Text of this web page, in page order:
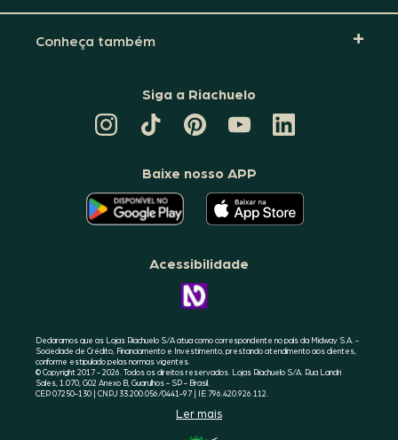
Conheça também
Siga a Riachuelo
TIKTOK
DA
PINTEREST
DA
CANAL
DA
RIACHUELO
LINKEDIN
DA
Baixe nosso APP
O
APLICATIVO
DA
RIACHUELO
GOOGLE
O
APLICATIVO
DA
RIACHUELO
Acessibilidade
CONHEÇA
A
Declaramos que as Lojas Riachuelo S/A atua como correspondente no país da Midway S.A. -
Sociedade de Crédito, Financiamento e Investimento, prestando atendimento aos clientes,
conforme estipulado pelas normas vigentes.
© Copyright 2017 - 2026. Todos os direitos reservados. Lojas Riachuelo S/A. Rua Landri
Sales, 1.070, G02 Anexo B, Guarulhos - SP - Brasil.
CEP 07250-130 | CNPJ 33.200.056/0441-97 | IE 796.420.926.112.
Ler mais